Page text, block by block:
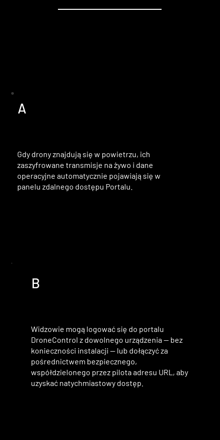
A
Gdy drony znajdują się w powietrzu, ich
zaszyfrowane transmisje na żywo i dane
operacyjne automatycznie pojawiają się w
panelu zdalnego dostępu Portalu.
B
Widzowie mogą logować się do portalu
DroneControl z dowolnego urządzenia — bez
konieczności instalacji — lub dołączyć za
pośrednictwem bezpiecznego,
współdzielonego przez pilota adresu URL, aby
uzyskać natychmiastowy dostęp.